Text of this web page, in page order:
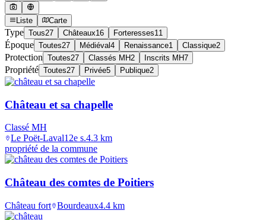
Liste Carte
Type Tous27 Châteaux16 Forteresses11
Époque Toutes27 Médiéval 4 Renaissance1 Classique2
Protection Toutes27 Classés MH2 Inscrits MH7
Propriété Toutes27 Privée5 Publique2
Château et sa chapelle
Classé MH
Le Poët-Laval12e s.4.3 km
propriété de la commune
Château des comtes de Poitiers
Château fort Bourdeaux4.4 km